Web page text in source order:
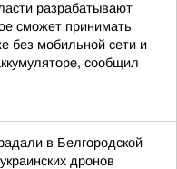
разрабатывают
сможет принимать
без мобильной сети и
сообщил
в Белгородской
дронов